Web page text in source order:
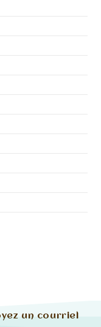
un courriel